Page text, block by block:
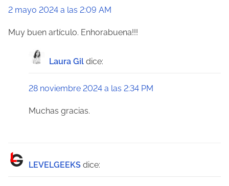
2 mayo 2024 a las 2:09 AM
Muy buen artículo. Enhorabuena!!!
Laura Gil dice:
28 noviembre 2024 a las 2:34 PM
Muchas gracias.
LEVELGEEKS dice: